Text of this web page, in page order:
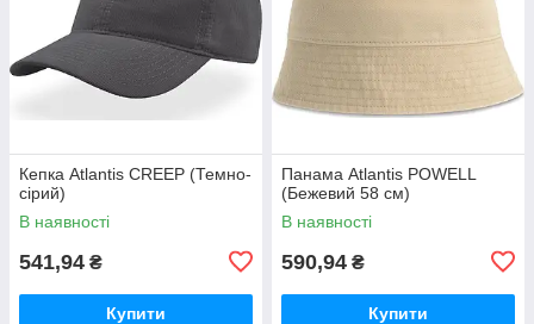
Кепка Atlantis CREEP (Темно-
сірий)
В наявності
541,94 ₴
Купити
Панама Atlantis POWELL
(Бежевий 58 см)
В наявності
590,94 ₴
Купити